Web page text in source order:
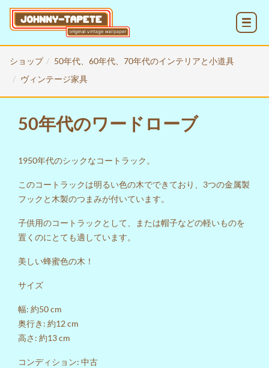
ショップ
50年代、60年代、70年代のインテリアと小道具
ヴィンテージ家具
50年代のワードローブ
1950年代のシックなコートラック。
このコートラックは明るい色の木でできており、3つの金属製
フックと木製のつまみが付いています。
子供用のコートラックとして、または帽子などの軽いものを
置くのにとても適しています。
美しい蜂蜜色の木！
サイズ
幅: 約50 cm
奥行き: 約12 cm
高さ: 約13 cm
コンディション: 中古